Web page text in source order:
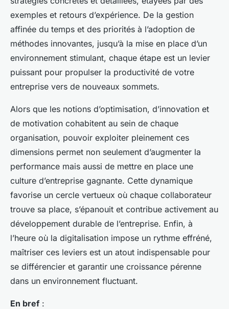
exemples et retours d’expérience. De la gestion
affinée du temps et des priorités à l’adoption de
méthodes innovantes, jusqu’à la mise en place d’un
environnement stimulant, chaque étape est un levier
puissant pour propulser la productivité de votre
entreprise vers de nouveaux sommets.
Alors que les notions d’optimisation, d’innovation et
de motivation cohabitent au sein de chaque
organisation, pouvoir exploiter pleinement ces
dimensions permet non seulement d’augmenter la
performance mais aussi de mettre en place une
culture d’entreprise gagnante. Cette dynamique
favorise un cercle vertueux où chaque collaborateur
trouve sa place, s’épanouit et contribue activement au
développement durable de l’entreprise. Enfin, à
l’heure où la digitalisation impose un rythme effréné,
maîtriser ces leviers est un atout indispensable pour
se différencier et garantir une croissance pérenne
dans un environnement fluctuant.
En bref :